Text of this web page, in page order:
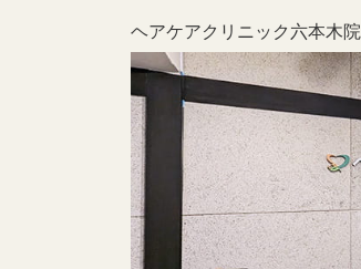
ヘアケアクリニック六本木院